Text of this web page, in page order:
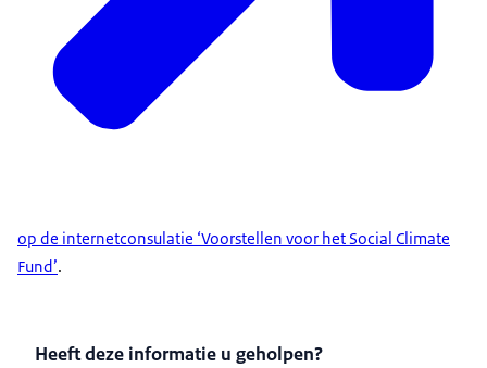
op de internetconsulatie ‘Voorstellen voor het Social Climate
Fund’.
Heeft deze informatie u geholpen?